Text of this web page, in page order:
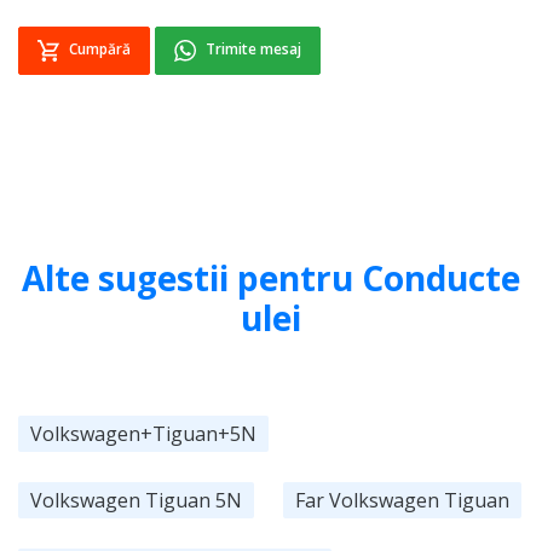
Cumpără Trimite mesaj
Alte sugestii pentru Conducte
ulei
Volkswagen+Tiguan+5N
Volkswagen Tiguan 5N Far Volkswagen Tiguan